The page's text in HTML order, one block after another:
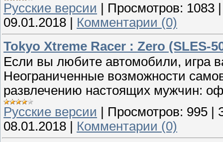
Русские версии
Просмотров: 1083
09.01.2018
Комментарии (0)
Tokyo Xtreme Racer : Zero (SLES-
Если вы любите автомобили, игра
Неограниченные возможности
развлечению настоящих мужчин:
Русские версии | Просмотров: 995 |
08.01.2018 | Комментарии (0)